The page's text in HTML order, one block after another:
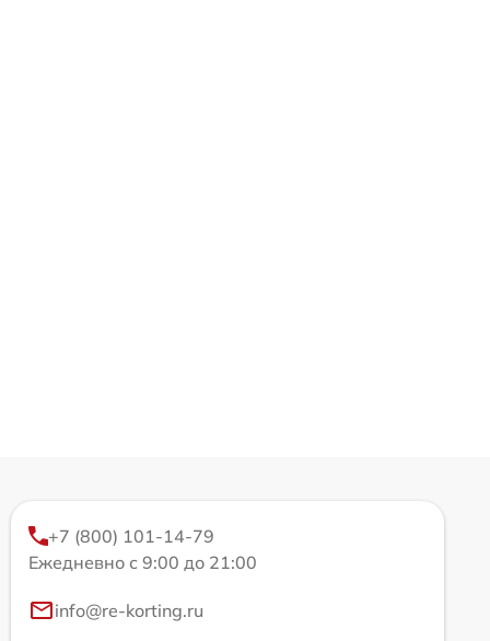
+7 (800) 101-14-79
Ежедневно с 9:00 до 21:00
info@re-korting.ru